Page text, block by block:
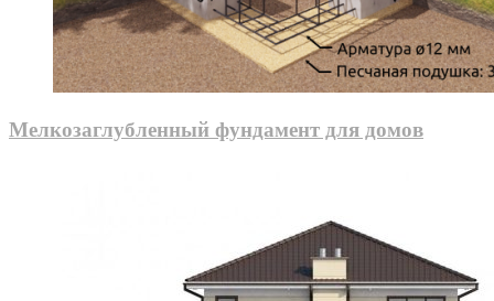
Мелкозаглубленный фундамент для домов